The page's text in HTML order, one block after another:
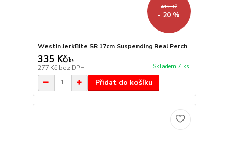
419 Kč
- 20 %
Westin JerkBite SR 17cm Suspending Real Perch
335 Kč/ks
277 Kč bez DPH Skladem 7 ks
Přidat do košíku